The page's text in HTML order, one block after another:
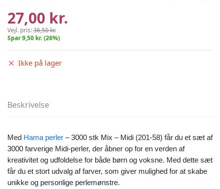
27,00 kr.
Vejl. pris:36,50 kr.
Spar 9,50 kr. (26%)
Ikke på lager
Beskrivelse
Med Hama perler – 3000 stk Mix – Midi (201-58) får du et sæt af
3000 farverige Midi-perler, der åbner op for en verden af
kreativitet og udfoldelse for både børn og voksne. Med dette sæt
får du et stort udvalg af farver, som giver mulighed for at skabe
unikke og personlige perlemønstre.